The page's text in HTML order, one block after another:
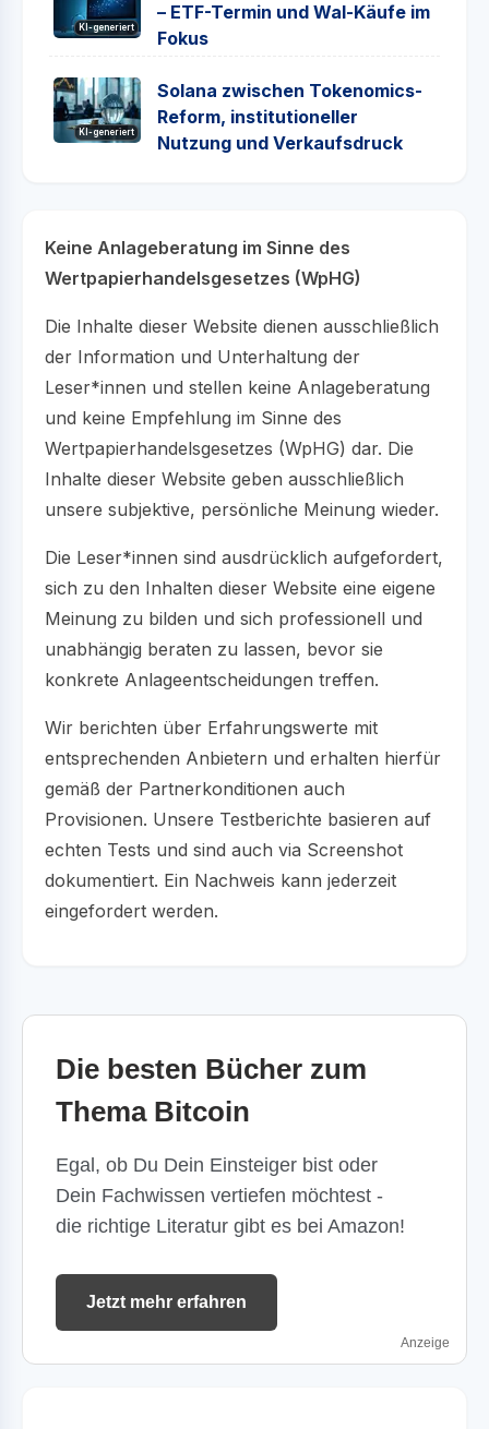
KI-generiert
– ETF-Termin und Wal-Käufe im
Fokus
KI-generiert
Solana zwischen Tokenomics-
Reform, institutioneller
Nutzung und Verkaufsdruck
Keine Anlageberatung im Sinne des
Wertpapierhandelsgesetzes (WpHG)
Die Inhalte dieser Website dienen ausschließlich
der Information und Unterhaltung der
Leser*innen und stellen keine Anlageberatung
und keine Empfehlung im Sinne des
Wertpapierhandelsgesetzes (WpHG) dar. Die
Inhalte dieser Website geben ausschließlich
unsere subjektive, persönliche Meinung wieder.
Die Leser*innen sind ausdrücklich aufgefordert,
sich zu den Inhalten dieser Website eine eigene
Meinung zu bilden und sich professionell und
unabhängig beraten zu lassen, bevor sie
konkrete Anlageentscheidungen treffen.
Wir berichten über Erfahrungswerte mit
entsprechenden Anbietern und erhalten hierfür
gemäß der Partnerkonditionen auch
Provisionen. Unsere Testberichte basieren auf
echten Tests und sind auch via Screenshot
dokumentiert. Ein Nachweis kann jederzeit
eingefordert werden.
Die besten Bücher zum
Thema Bitcoin
Egal, ob Du Dein Einsteiger bist oder
Dein Fachwissen vertiefen möchtest -
die richtige Literatur gibt es bei Amazon!
Jetzt mehr erfahren
Anzeige